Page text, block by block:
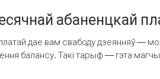
абаненцкай
дае вам свабоду дзеянняў —
балансу. Такі тарыф — гэта